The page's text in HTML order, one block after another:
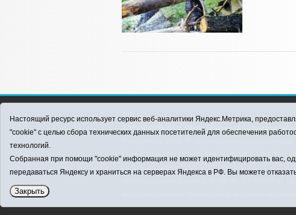
ЗАВОДОУКОВСК online / Новости
E-mail:
Тел.: 8 (34542) 2-10-33
Политика оператора
Настоящий ресурс использует сервис веб-аналитики Яндекс.Метрика,
"cookie" с целью сбора технических данных посетителей для обеспечения
технологий.
Собранная при помощи "cookie" информация не может идентифицировать вас,
передаваться Яндексу и храниться на серверах Яндекса в РФ. Вы можете
Закрыть